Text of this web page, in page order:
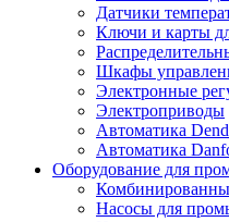
Датчики
Ключи и карты
Шкафы
Электронные
Электроприводы
Автоматика
Автоматика
Оборудование для
Насосы для